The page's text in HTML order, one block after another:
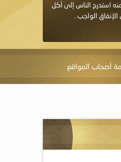
استدرج الناس إلى أكل
الواجب .
أصحاب المواقع